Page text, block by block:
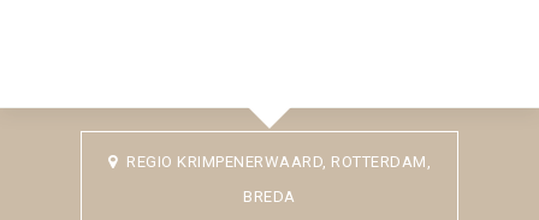
REGIO KRIMPENERWAARD, ROTTERDAM,
BREDA